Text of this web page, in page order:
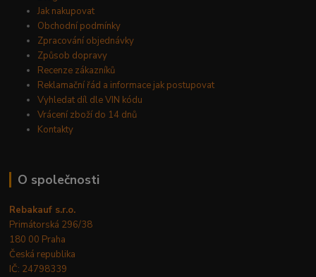
Jak nakupovat
Obchodní podmínky
Zpracování objednávky
Způsob dopravy
Recenze zákazníků
Reklamační řád a informace jak postupovat
Vyhledat díl dle VIN kódu
Vrácení zboží do 14 dnů
Kontakty
O společnosti
Rebakauf s.r.o.
Primátorská 296/38
180 00 Praha
Česká republika
IČ: 24798339